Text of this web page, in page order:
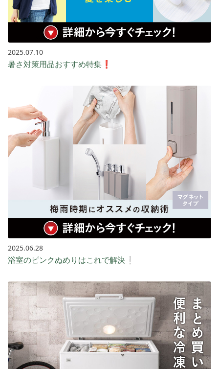
2025.07.10
暑さ対策用品おすすめ特集❗
2025.06.28
浴室のピンクぬめりはこれで解決❕